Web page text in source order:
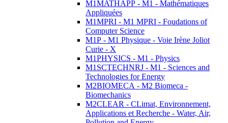
M1MATHAPP - M1 - Mathématiques
Appliquées
M1MPRI - M1 MPRI - Foudations of
Computer Science
M1P - M1 Physique - Voie Irène Joliot
Curie - X
M1PHYSICS - M1 - Physics
M1SCTECHNRJ - M1 - Sciences and
Technologies for Energy
M2BIOMECA - M2 Biomeca -
Biomechanics
M2CLEAR - CLimat, Environnement,
Applications et Recherche - Water, Air,